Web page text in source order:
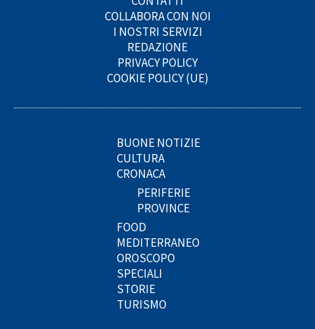
COLLABORA CON NOI
I NOSTRI SERVIZI
REDAZIONE
PRIVACY POLICY
COOKIE POLICY (UE)
BUONE NOTIZIE
CULTURA
CRONACA
PERIFERIE
PROVINCE
FOOD
MEDITERRANEO
OROSCOPO
SPECIALI
STORIE
TURISMO